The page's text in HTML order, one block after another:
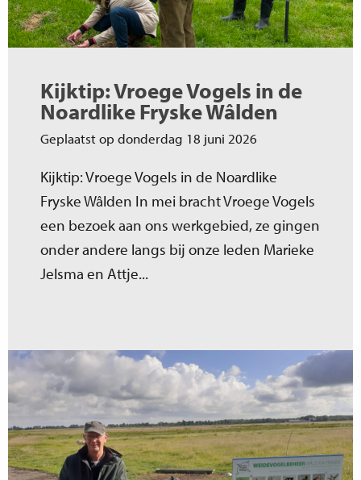
Kijktip: Vroege Vogels in de
Noardlike Fryske Wâlden
Geplaatst op donderdag 18 juni 2026
Kijktip: Vroege Vogels in de Noardlike
Fryske Wâlden In mei bracht Vroege Vogels
een bezoek aan ons werkgebied, ze gingen
onder andere langs bij onze leden Marieke
Jelsma en Attje...